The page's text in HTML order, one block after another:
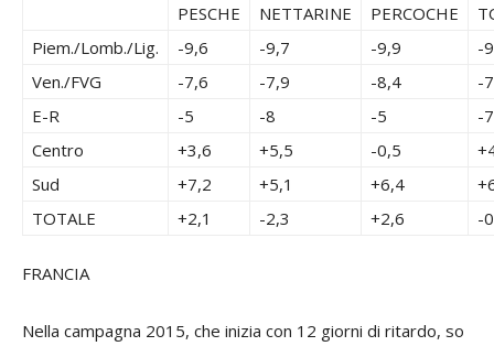
PESCHE NETTARINE PERCOCHE
Piem./Lomb./Lig.
-9,6 -9,7 -9,9
-
Ven./FVG
-7,6 -7,9 -8,4
-
E-R
-5 -8 -5
-
Centro
+3,6 +5,5 -0,5
Sud
+7,2 +5,1 +6,4
TOTALE
+2,1 -2,3 +2,6 -
FRANCIA
Nella campagna 2015, che inizia con 12 giorni di ritardo, so